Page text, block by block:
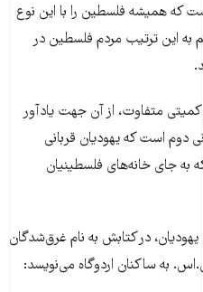
که همیشه فلسطین را با این نوع
به این ترتیب مردم فلسطین در
متفاوت، از آن جهت یادآور
است که یهودیان قربانی
جای خانه‌های فلسطینیان
در کتابش به نام غرق‌شدگان
به ساکنان اردوگاه می‌نویسد: